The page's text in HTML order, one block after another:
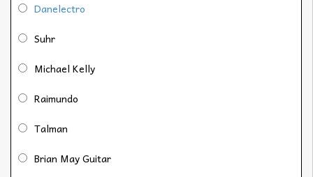
Danelectro
Suhr
Michael Kelly
Raimundo
Talman
Brian May Guitar